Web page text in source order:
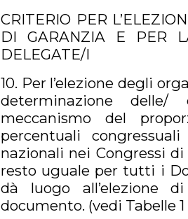
CRITERIO PER
DI GARANZIA E PER
DELEGATE/I
10. Per l’elezione degli
determinazione
meccanismo del
percentuali
nazionali nei Congressi
resto uguale per tutti i
dà luogo all’elezione
documento. (vedi Tabelle 1